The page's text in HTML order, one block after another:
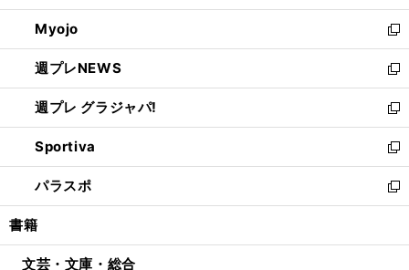
開
く
ウ
で
開
く
ン
ド
ウ
で
開
く
ウ
ィ
ン
ド
ウ
で
開
く
Myojo
新
し
い
ウ
ィ
ン
ド
ウ
で
開
週プレNEWS
新
し
い
ウ
ィ
ン
ド
ウ
開
週プレ グラジャパ!
新
し
い
ウ
ィ
ン
ウ
Sportiva
新
し
い
ウ
ン
パラスポ
新
し
ウ
書籍
文芸・文庫・総合